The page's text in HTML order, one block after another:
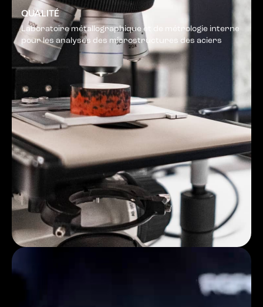
QUALITÉ
Laboratoire métallographique et de métrologie interne
pour les analyses des microstructures des aciers